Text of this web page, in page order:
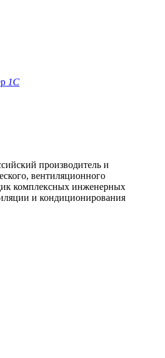
1С
производитель и
вентиляционного
комплексных инженерных
и кондиционирования